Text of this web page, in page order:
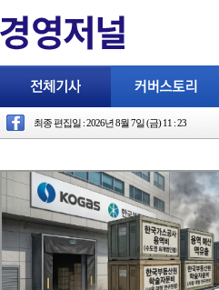
최종 편집일 : 2026년 8월 7일 (금) 11 : 23